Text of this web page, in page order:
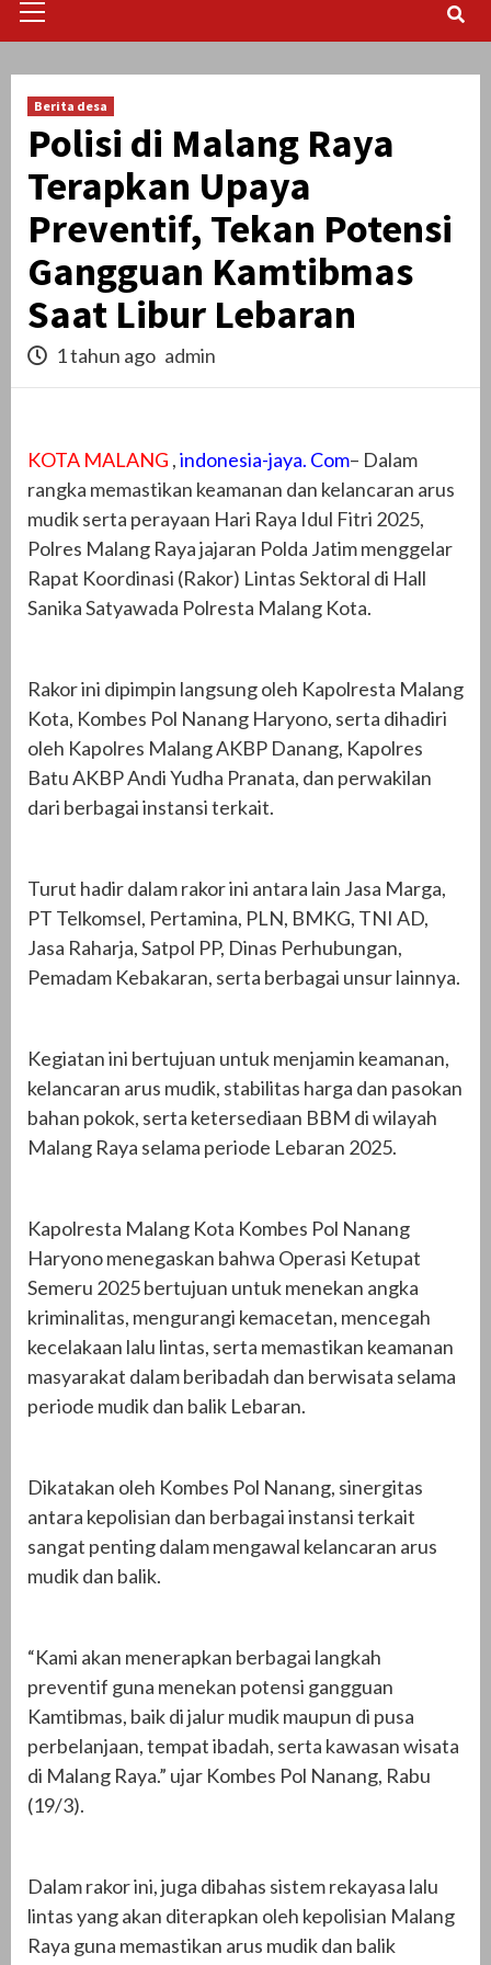
Menu
Berita desa
Polisi di Malang Raya
Terapkan Upaya
Preventif, Tekan Potensi
Gangguan Kamtibmas
Saat Libur Lebaran
1 tahun ago admin
KOTA MALANG ,indonesia-jaya. Com– Dalam
rangka memastikan keamanan dan kelancaran arus
mudik serta perayaan Hari Raya Idul Fitri 2025,
Polres Malang Raya jajaran Polda Jatim menggelar
Rapat Koordinasi (Rakor) Lintas Sektoral di Hall
Sanika Satyawada Polresta Malang Kota.
Rakor ini dipimpin langsung oleh Kapolresta Malang
Kota, Kombes Pol Nanang Haryono, serta dihadiri
oleh Kapolres Malang AKBP Danang, Kapolres
Batu AKBP Andi Yudha Pranata, dan perwakilan
dari berbagai instansi terkait.
Turut hadir dalam rakor ini antara lain Jasa Marga,
PT Telkomsel, Pertamina, PLN, BMKG, TNI AD,
Jasa Raharja, Satpol PP, Dinas Perhubungan,
Pemadam Kebakaran, serta berbagai unsur lainnya.
Kegiatan ini bertujuan untuk menjamin keamanan,
kelancaran arus mudik, stabilitas harga dan pasokan
bahan pokok, serta ketersediaan BBM di wilayah
Malang Raya selama periode Lebaran 2025.
Kapolresta Malang Kota Kombes Pol Nanang
Haryono menegaskan bahwa Operasi Ketupat
Semeru 2025 bertujuan untuk menekan angka
kriminalitas, mengurangi kemacetan, mencegah
kecelakaan lalu lintas, serta memastikan keamanan
masyarakat dalam beribadah dan berwisata selama
periode mudik dan balik Lebaran.
Dikatakan oleh Kombes Pol Nanang, sinergitas
antara kepolisian dan berbagai instansi terkait
sangat penting dalam mengawal kelancaran arus
mudik dan balik.
“Kami akan menerapkan berbagai langkah
preventif guna menekan potensi gangguan
Kamtibmas, baik di jalur mudik maupun di pusa
perbelanjaan, tempat ibadah, serta kawasan wisata
di Malang Raya.” ujar Kombes Pol Nanang, Rabu
(19/3).
Dalam rakor ini, juga dibahas sistem rekayasa lalu
lintas yang akan diterapkan oleh kepolisian Malang
Raya guna memastikan arus mudik dan balik